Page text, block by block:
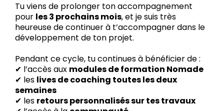
Tu viens de prolonger ton accompagnement
pour les 3 prochains mois, et je suis très
heureuse de continuer à t’accompagner dans le
développement de ton projet.
Pendant ce cycle, tu continues à bénéficier de :
✔ l’accès aux modules de formation Nomade
✔ les lives de coaching toutes les deux
semaines
✔ les retours personnalisés sur tes travaux